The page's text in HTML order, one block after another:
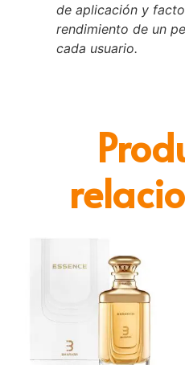
de aplicación y
rendimiento de un
cada usuario.